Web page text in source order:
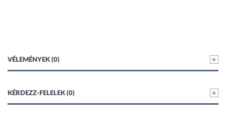
VÉLEMÉNYEK (0)
KÉRDEZZ-FELELEK (0)